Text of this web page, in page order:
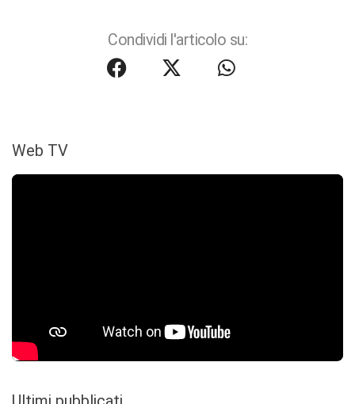
Condividi l'articolo su:
Web TV